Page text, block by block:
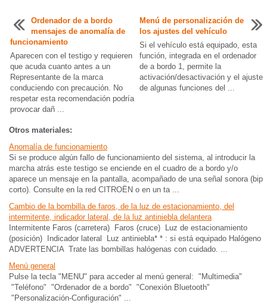
Ordenador de a bordo
mensajes de anomalía de
funcionamiento
Aparecen con el testigo y requieren
que acuda cuanto antes a un
Representante de la marca
conduciendo con precaución. No
respetar esta recomendación podría
provocar dañ ...
Menú de personalización de
los ajustes del vehículo
Si el vehículo está equipado, esta
función, integrada en el ordenador
de a bordo 1, permite la
activación/desactivación y el ajuste
de algunas funciones del ...
Otros materiales:
Anomalía de funcionamiento
Si se produce algún fallo de funcionamiento del sistema, al introducir la
marcha atrás este testigo se enciende en el cuadro de a bordo y/o
aparece un mensaje en la pantalla, acompañado de una señal sonora (bip
corto). Consulte en la red CITROËN o en un ta ...
Cambio de la bombilla de faros, de la luz de estacionamiento, del
intermitente, indicador lateral, de la luz antiniebla delantera
Intermitente Faros (carretera) Faros (cruce) Luz de estacionamiento
(posición) Indicador lateral Luz antiniebla* * : si está equipado Halógeno
ADVERTENCIA Trate las bombillas halógenas con cuidado. ...
Menú general
Pulse la tecla "MENU" para acceder al menú general: "Multimedia"
"Teléfono" "Ordenador de a bordo" "Conexión Bluetooth"
"Personalización-Configuración" ...